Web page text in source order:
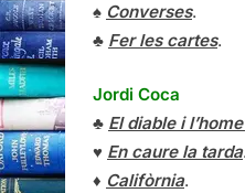
♠ Converses.
♣ Fer les cartes.
Jordi Coca
♣ El diable i
♥ En caure la tarda.
♦ Califòrnia.